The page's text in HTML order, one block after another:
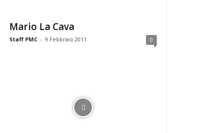
Mario La Cava
Staff PMC - 9 Febbraio 2011 0